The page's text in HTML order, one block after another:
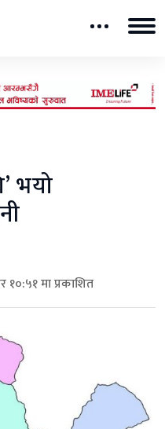
भयो
१०:५१ मा प्रकाशित